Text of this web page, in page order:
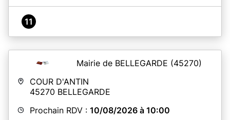
11
Mairie de BELLEGARDE (45270)
COUR D'ANTIN
45270 BELLEGARDE
Prochain RDV : 10/08/2026 à 10:00